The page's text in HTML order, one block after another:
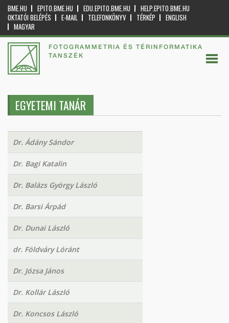
BME.HU EPITO.BME.HU EDU.EPITO.BME.HU
HELP.EPITO.BME.HU
OKTATÓI BELÉPÉS
E-MAIL TELEFONKÖNYV TÉRKÉP
ENGLISH
MAGYAR
FOTOGRAMMETRIA ÉS TÉRINFORMATIKA
TANSZÉK
EGYETEMI TANÁR
Dr. Ádány Sándor
Dr. Bagi Katalin
Dr. Balázs György László
Dr. Barsi Árpád
Dr. Dunai László
dr. Földváry Lóránt
Dr. Józsa János
Dr. Kollár László
Dr. Koncsos László